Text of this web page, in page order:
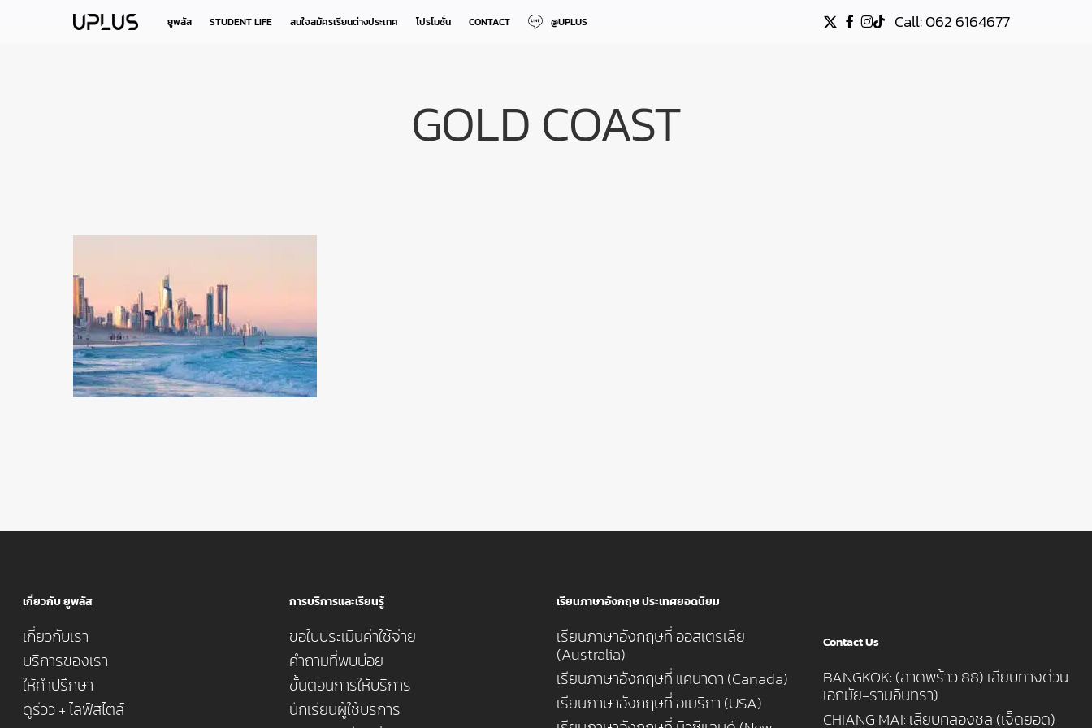
ยูพลัส STUDENT LIFE สนใจสมัครเรียนต่างประเทศ โปรโมชั่น CONTACT @UPLUS Call: 062 6164677
X-
TWITTER
FACEBOOK
INSTAGRAM
TIKTOK
GOLD COAST
เกี่ยวกับ ยูพลัส
เกี่ยวกับเรา
บริการของเรา
ให้คำปรึกษา
ดูรีวิว + ไลฟ์สไตล์
การบริการและเรียนรู้
ขอใบประเมินค่าใช้จ่าย
คำถามที่พบบ่อย
ขั้นตอนการให้บริการ
นักเรียนผู้ใช้บริการ
เรียนภาษาอังกฤษ ประเทศยอดนิยม
เรียนภาษาอังกฤษที่ ออสเตรเลีย
(Australia)
เรียนภาษาอังกฤษที่ แคนาดา (Canada)
เรียนภาษาอังกฤษที่ อเมริกา (USA)
Contact Us
BANGKOK: (ลาดพร้าว 88) เลียบทางด่วน
เอกมัย-รามอินทรา)
CHIANG MAI: เลียบคลองชล (เจ็ดยอด)